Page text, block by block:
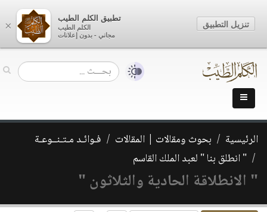
الرئيسية بحوث ومقالات | المقالات
فـوائـد مـتـنــوعـة
" انطلق بنا " لعبد الملك القاسم
" الانطلاقة الحادية والثلاثون "
×
تطبيق الكلم الطيب
الكلم الطيب
مجاني - بدون إعلانات
تنزيل التطبيق